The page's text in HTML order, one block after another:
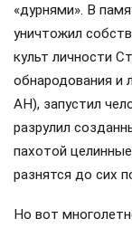
«дурнями». В
уничтожил
культ личности
обнародования и
АН), запустил
разрулил
пахотой
разнятся до сих
Но вот